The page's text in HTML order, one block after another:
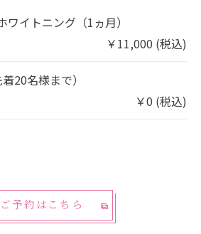
イトニング（1ヵ月）
￥11,000 (税込)
20名様まで）
￥0 (税込)
ご予約はこちら